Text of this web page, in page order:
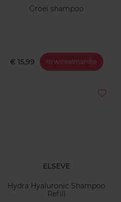
Groei shampoo
€ 15,99 In winkelmandje
ELSEVE
Hydra Hyaluronic Shampoo
Refill